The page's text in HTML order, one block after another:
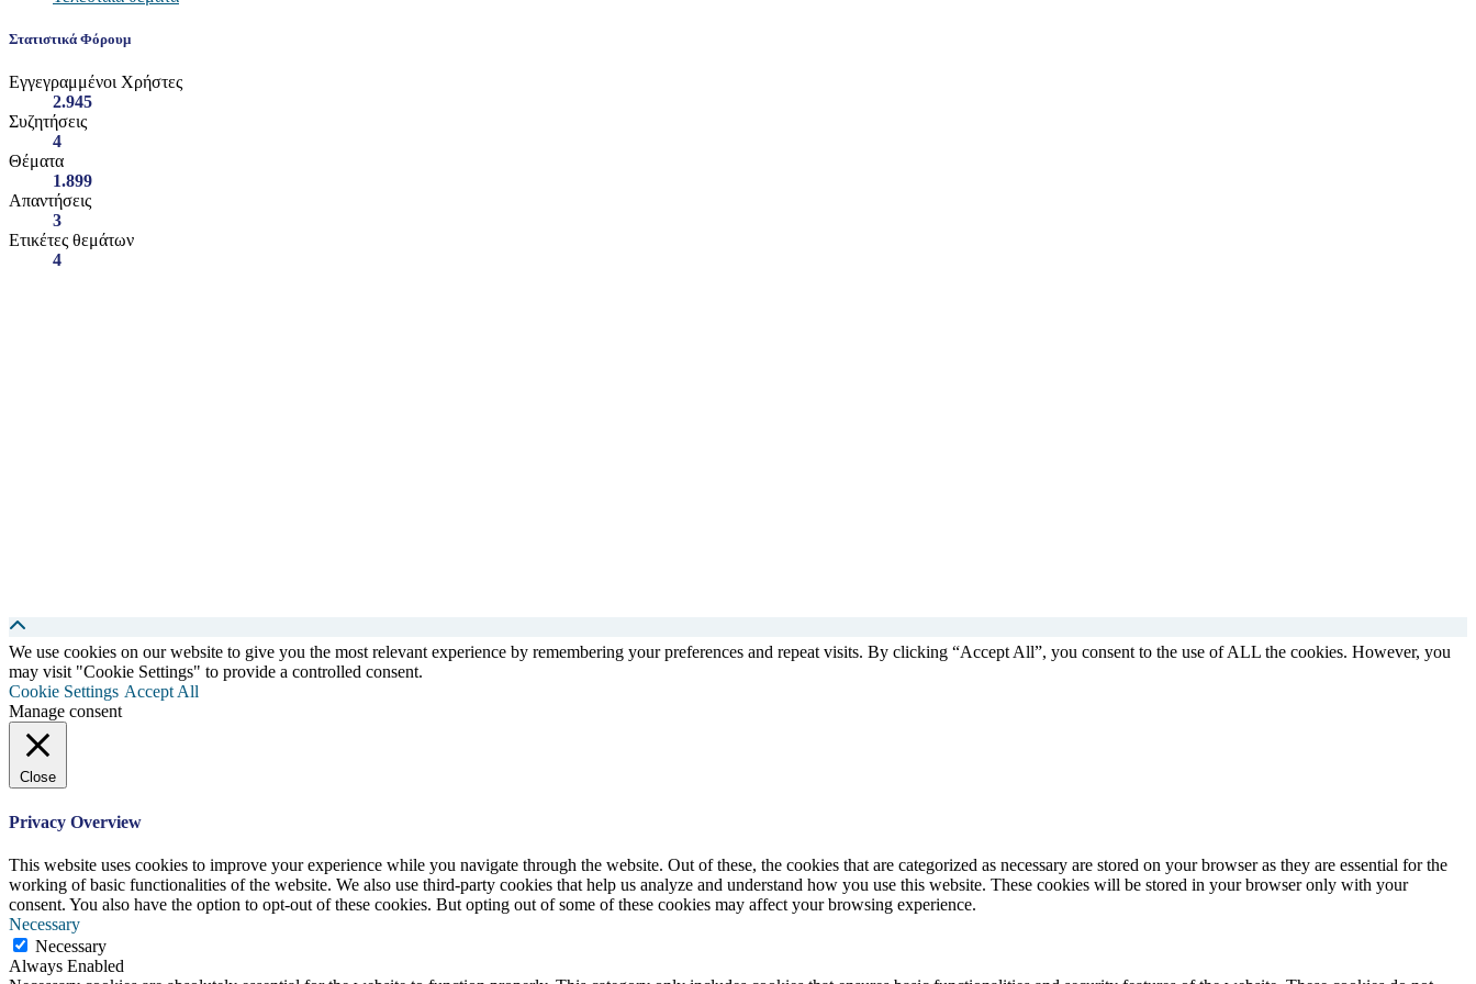
Στατιστικά Φόρουμ
Εγγεγραμμένοι Χρήστες
2.945
Συζητήσεις
4
Θέματα
1.899
Απαντήσεις
3
Ετικέτες θεμάτων
4
We use cookies on our website to give you the most relevant experience by remembering your preferences and repeat visits. By clicking “Accept All”, you consent to the use of ALL the cookies. However, you
may visit "Cookie Settings" to provide a controlled consent.
Cookie Settings Accept All
Manage consent
Close
Privacy Overview
This website uses cookies to improve your experience while you navigate through the website. Out of these, the cookies that are categorized as necessary are stored on your browser as they are essential for the
working of basic functionalities of the website. We also use third-party cookies that help us analyze and understand how you use this website. These cookies will be stored in your browser only with your
consent. You also have the option to opt-out of these cookies. But opting out of some of these cookies may affect your browsing experience.
Necessary
Necessary
Always Enabled